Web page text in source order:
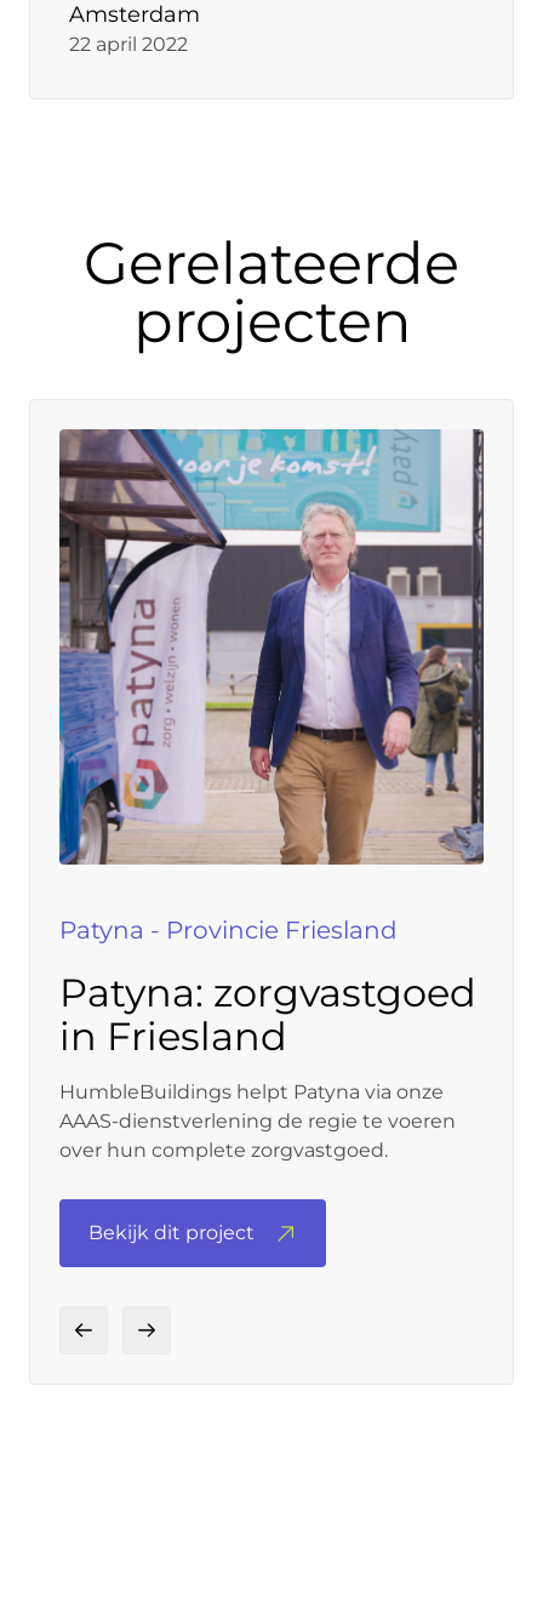
Amsterdam
22 april 2022
Gerelateerde
projecten
Patyna - Provincie Friesland
Patyna: zorgvastgoed
in Friesland
HumbleBuildings helpt Patyna via onze
AAAS-dienstverlening de regie te voeren
over hun complete zorgvastgoed.
Bekijk dit project